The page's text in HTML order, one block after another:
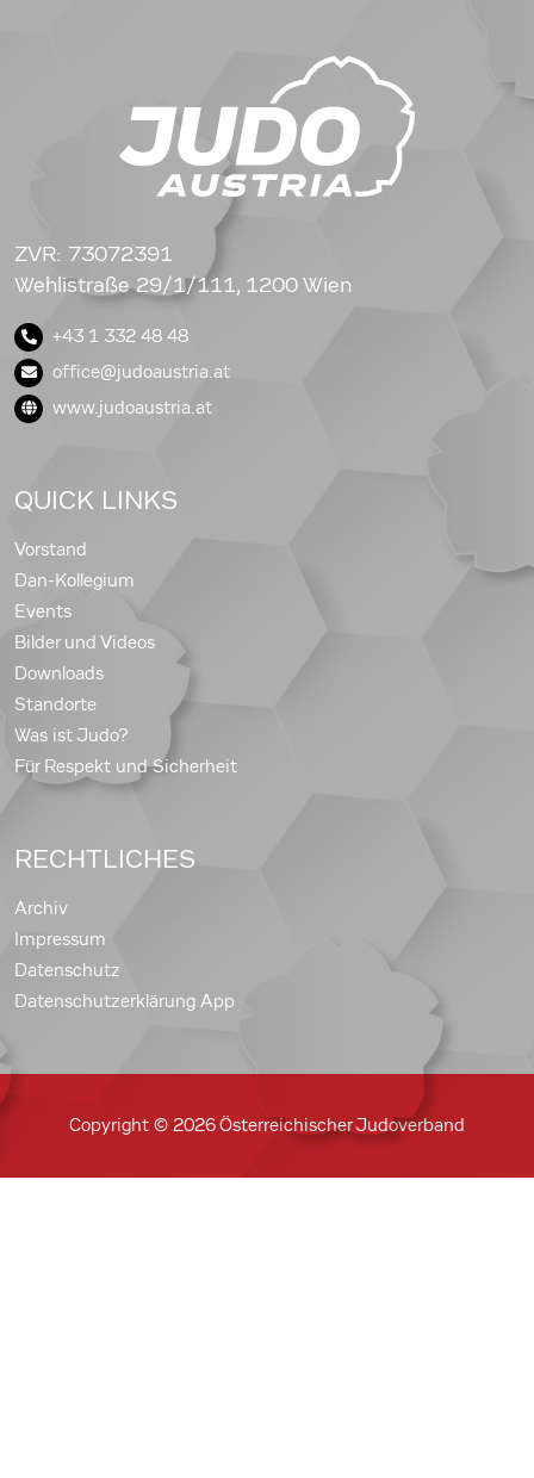
ZVR: 73072391
Wehlistraße 29/1/111, 1200 Wien
+43 1 332 48 48
office@judoaustria.at
www.judoaustria.at
QUICK LINKS
Vorstand
Dan-Kollegium
Events
Bilder und Videos
Downloads
Standorte
Was ist Judo?
Für Respekt und Sicherheit
RECHTLICHES
Archiv
Impressum
Datenschutz
Datenschutzerklärung App
Copyright © 2026 Österreichischer Judoverband